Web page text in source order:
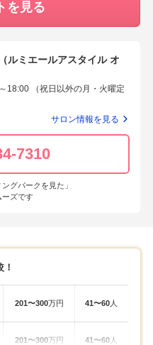
を見る
ルミエールアスタイル オ
18:00 （祝日以外の月・火曜定
サロン情報を見る
7310
グパークを見た」
ーズです
201〜300万円 41〜60 人
201〜300万円 41〜60 人